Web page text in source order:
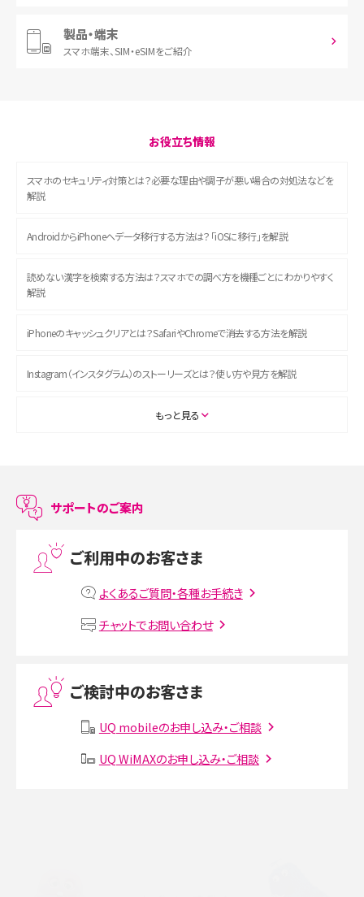
製品・端末
スマホ端末、SIM・eSIMをご紹介
お役立ち情報
スマホのセキュリティ対策とは？必要な理由や調子が悪い場合の対処法などを
解説
AndroidからiPhoneへデータ移行する方法は？「iOSに移行」を解説
読めない漢字を検索する方法は？スマホでの調べ方を機種ごとにわかりやすく
解説
iPhoneのキャッシュクリアとは？SafariやChromeで消去する方法を解説
Instagram（インスタグラム）のストーリーズとは？使い方や見方を解説
ASMRとは？初心者向けの代表ジャンルや楽しみ方を解説
LINEで友だちを削除する方法は？方法ごとの影響や復活・復元する方法も解説
MNOとは？MVNOやMVNEとの違いやメリット・デメリットを解説
VPN接続とは？仕組みや必要性、メリット・デメリット、接続方法を解説
Instagram（インスタグラム）でスクショするとバレる？バレるケースや撮り方も解
SMSとは？料金やできること、注意点や届かない時の対処法を解説
もっと見る
サポートのご案内
ご利用中のお客さま
よくあるご質問・各種お手続き
チャットでお問い合わせ
ご検討中のお客さま
UQ mobileのお申し込み・ご相談
UQ WiMAXのお申し込み・ご相談